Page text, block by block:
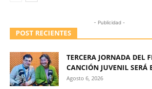
- Publicidad -
POST RECIENTES
TERCERA JORNADA DEL
CANCIÓN JUVENIL SERÁ
Agosto 6, 2026